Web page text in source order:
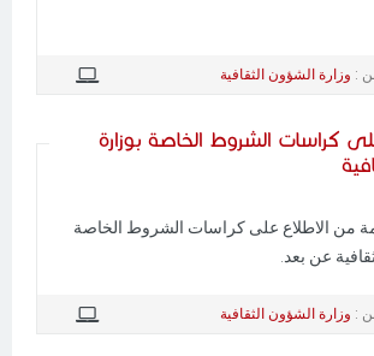
: وزارة الشؤون الثقافية
كراسات الشروط الخاصة بوزارة
من الاطلاع على كراسات الشروط الخاصة
عن بعد.
: وزارة الشؤون الثقافية